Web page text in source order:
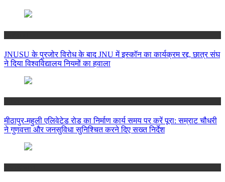
JNUSU के पुरजोर विरोध के बाद JNU में इस्कॉन का कार्यक्रम रद्द, छात्र संघ
ने दिया विश्वविद्यालय नियमों का हवाला
मीठापुर-महुली एलिवेटेड रोड का निर्माण कार्य समय पर करें पूरा: सम्राट चौधरी
ने गुणवत्ता और जनसुविधा सुनिश्चित करने दिए सख्त निर्देश